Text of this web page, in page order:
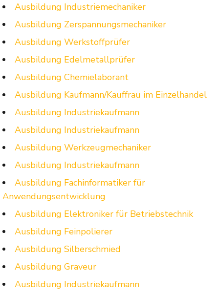
Ausbildung Industriemechaniker
Ausbildung Zerspannungsmechaniker
Ausbildung Werkstoffprüfer
Ausbildung Edelmetallprüfer
Ausbildung Chemielaborant
Ausbildung Kaufmann/Kauffrau im Einzelhandel
Ausbildung Industriekaufmann
Ausbildung Industriekaufmann
Ausbildung Werkzeugmechaniker
Ausbildung Industriekaufmann
Ausbildung Fachinformatiker für
Anwendungsentwicklung
Ausbildung Elektroniker für Betriebstechnik
Ausbildung Feinpolierer
Ausbildung Silberschmied
Ausbildung Graveur
Ausbildung Industriekaufmann